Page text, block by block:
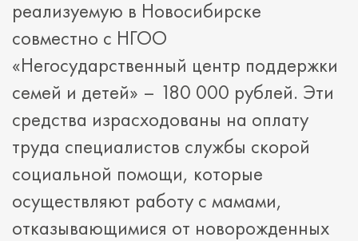
реализуемую в Новосибирске
совместно с НГОО
«Негосударственный центр поддержки
семей и детей» – 180 000 рублей. Эти
средства израсходованы на оплату
труда специалистов службы скорой
социальной помощи, которые
осуществляют работу с мамами,
отказывающимися от новорожденных